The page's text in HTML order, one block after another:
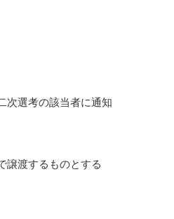
次選考の該当者に通知
譲渡するものとする